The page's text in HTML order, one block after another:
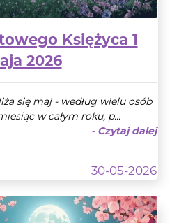
Księżyca 1
2026
się maj - według wielu osób
w całym roku, p...
- Czytaj dalej
30-05-2026